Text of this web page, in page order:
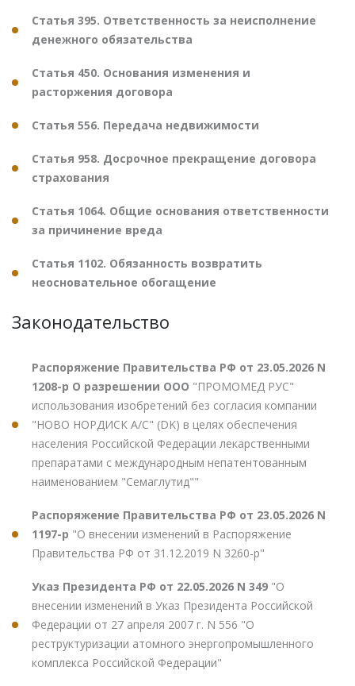
Статья 395. Ответственность за неисполнение
денежного обязательства
Статья 450. Основания изменения и
расторжения договора
Статья 556. Передача недвижимости
Статья 958. Досрочное прекращение договора
страхования
Статья 1064. Общие основания ответственности
за причинение вреда
Статья 1102. Обязанность возвратить
неосновательное обогащение
Законодательство
Распоряжение Правительства РФ от 23.05.2026 N
1208-р О разрешении ООО "ПРОМОМЕД РУС"
использования изобретений без согласия компании
"НОВО НОРДИСК А/С" (DK) в целях обеспечения
населения Российской Федерации лекарственными
препаратами с международным непатентованным
наименованием "Семаглутид""
Распоряжение Правительства РФ от 23.05.2026 N
1197-р "О внесении изменений в Распоряжение
Правительства РФ от 31.12.2019 N 3260-р"
Указ Президента РФ от 22.05.2026 N 349 "О
внесении изменений в Указ Президента Российской
Федерации от 27 апреля 2007 г. N 556 "О
реструктуризации атомного энергопромышленного
комплекса Российской Федерации"